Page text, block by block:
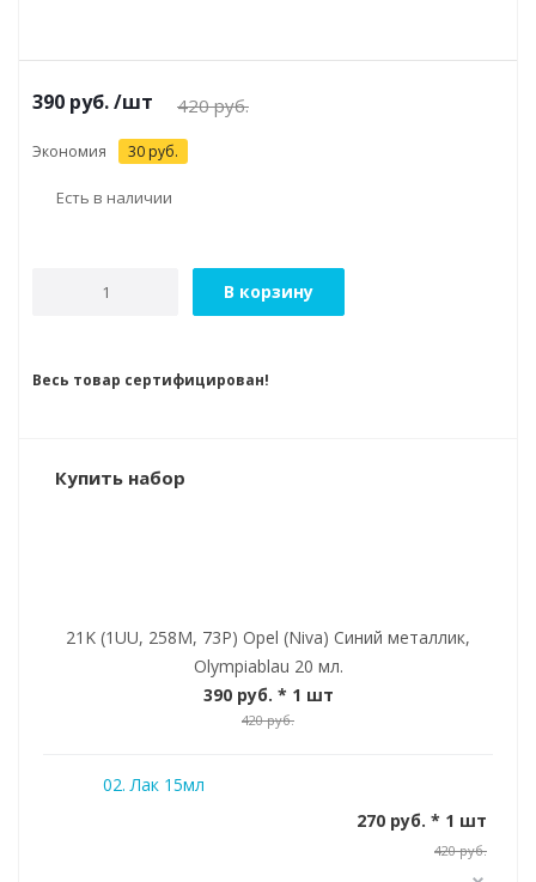
390 руб./шт 420руб.
Экономия 30 руб.
Есть в наличии
В корзину
Весь товар сертифицирован!
Купить набор
21K (1UU, 258M, 73P) Opel (Niva) Синий металлик,
Olympiablau 20 мл.
390 руб. * 1 шт
420 руб.
02. Лак 15мл
270 руб. * 1 шт
420 руб.